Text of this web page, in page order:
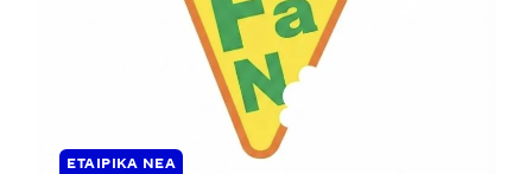
ΕΤΑΙΡΙΚΆ ΝΈΑ